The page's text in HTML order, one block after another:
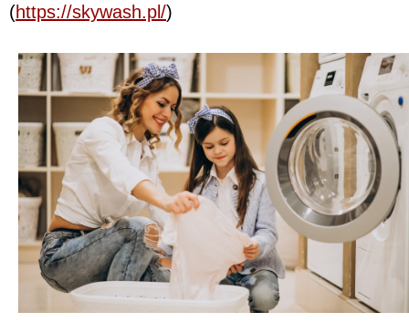
(https://skywash.pl/)